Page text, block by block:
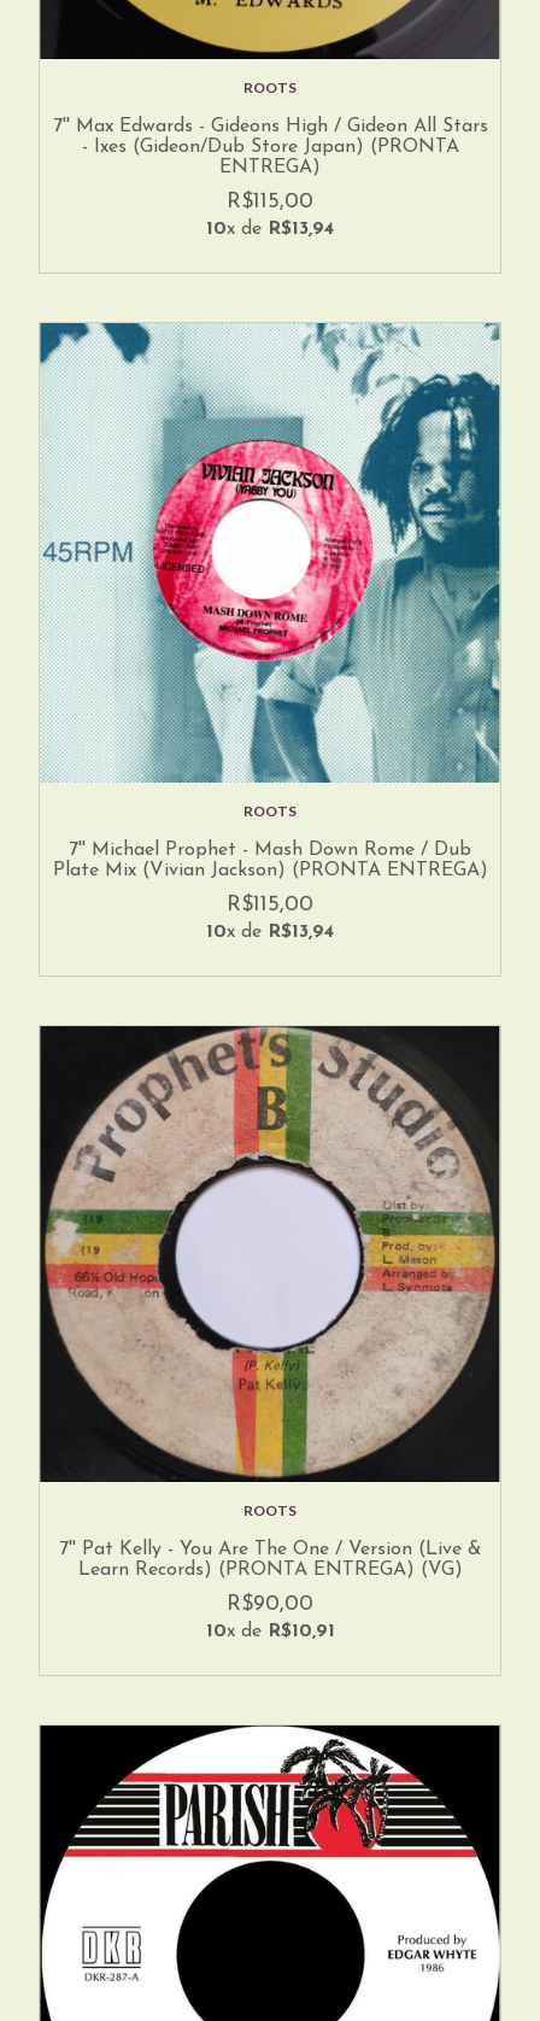
ROOTS
7'' Max Edwards - Gideons High / Gideon All Stars
- Ixes (Gideon/Dub Store Japan) (PRONTA
ENTREGA)
R$115,00
10x de R$13,94
ROOTS
7'' Michael Prophet - Mash Down Rome / Dub
Plate Mix (Vivian Jackson) (PRONTA ENTREGA)
R$115,00
10x de R$13,94
ROOTS
7'' Pat Kelly - You Are The One / Version (Live &
Learn Records) (PRONTA ENTREGA) (VG)
R$90,00
10x de R$10,91